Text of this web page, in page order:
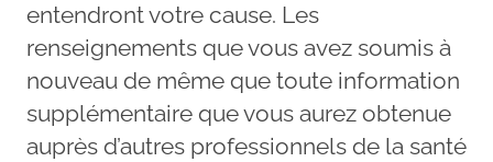
entendront votre cause. Les
renseignements que vous avez soumis à
nouveau de même que toute information
supplémentaire que vous aurez obtenue
auprès d’autres professionnels de la santé